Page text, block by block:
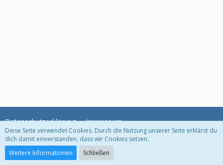
Datenschutzerklärung Impressum
Community-Software:
Diese Seite verwendet Cookies. Durch die Nutzung unserer Seite erklärst du
dich damit einverstanden, dass wir Cookies setzen.
Weitere Informationen
Schließen